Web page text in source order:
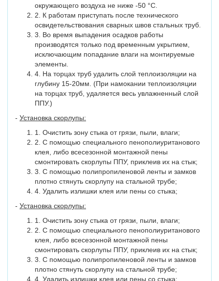
окружающего воздуха не ниже -50 °C.
2. К работам приступать после технического
освидетельствования сварных швов стальных труб.
3. Во время выпадения осадков работы
производятся только под временным укрытием,
исключающим попадание влаги на монтируемые
элементы.
4. На торцах труб удалить слой теплоизоляции на
глубину 15-20мм. (При намокании теплоизоляции
на торцах труб, удаляется весь увлажненный слой
ППУ.)
- Установка скорлупы:
1. Очистить зону стыка от грязи, пыли, влаги;
2. С помощью специального пенополиуританового
клея, либо всесезонной монтажной пены
смонтировать скорлупы ППУ, приклеив их на стык;
3. С помощью полипропиленовой ленты и замков
плотно стянуть скорлупу на стальной трубе;
4. Удалить излишки клея или пены со стыка;
- Установка скорлупы:
1. Очистить зону стыка от грязи, пыли, влаги;
2. С помощью специального пенополиуританового
клея, либо всесезонной монтажной пены
смонтировать скорлупы ППУ, приклеив их на стык;
3. С помощью полипропиленовой ленты и замков
плотно стянуть скорлупу на стальной трубе;
4. Удалить излишки клея или пены со стыка;